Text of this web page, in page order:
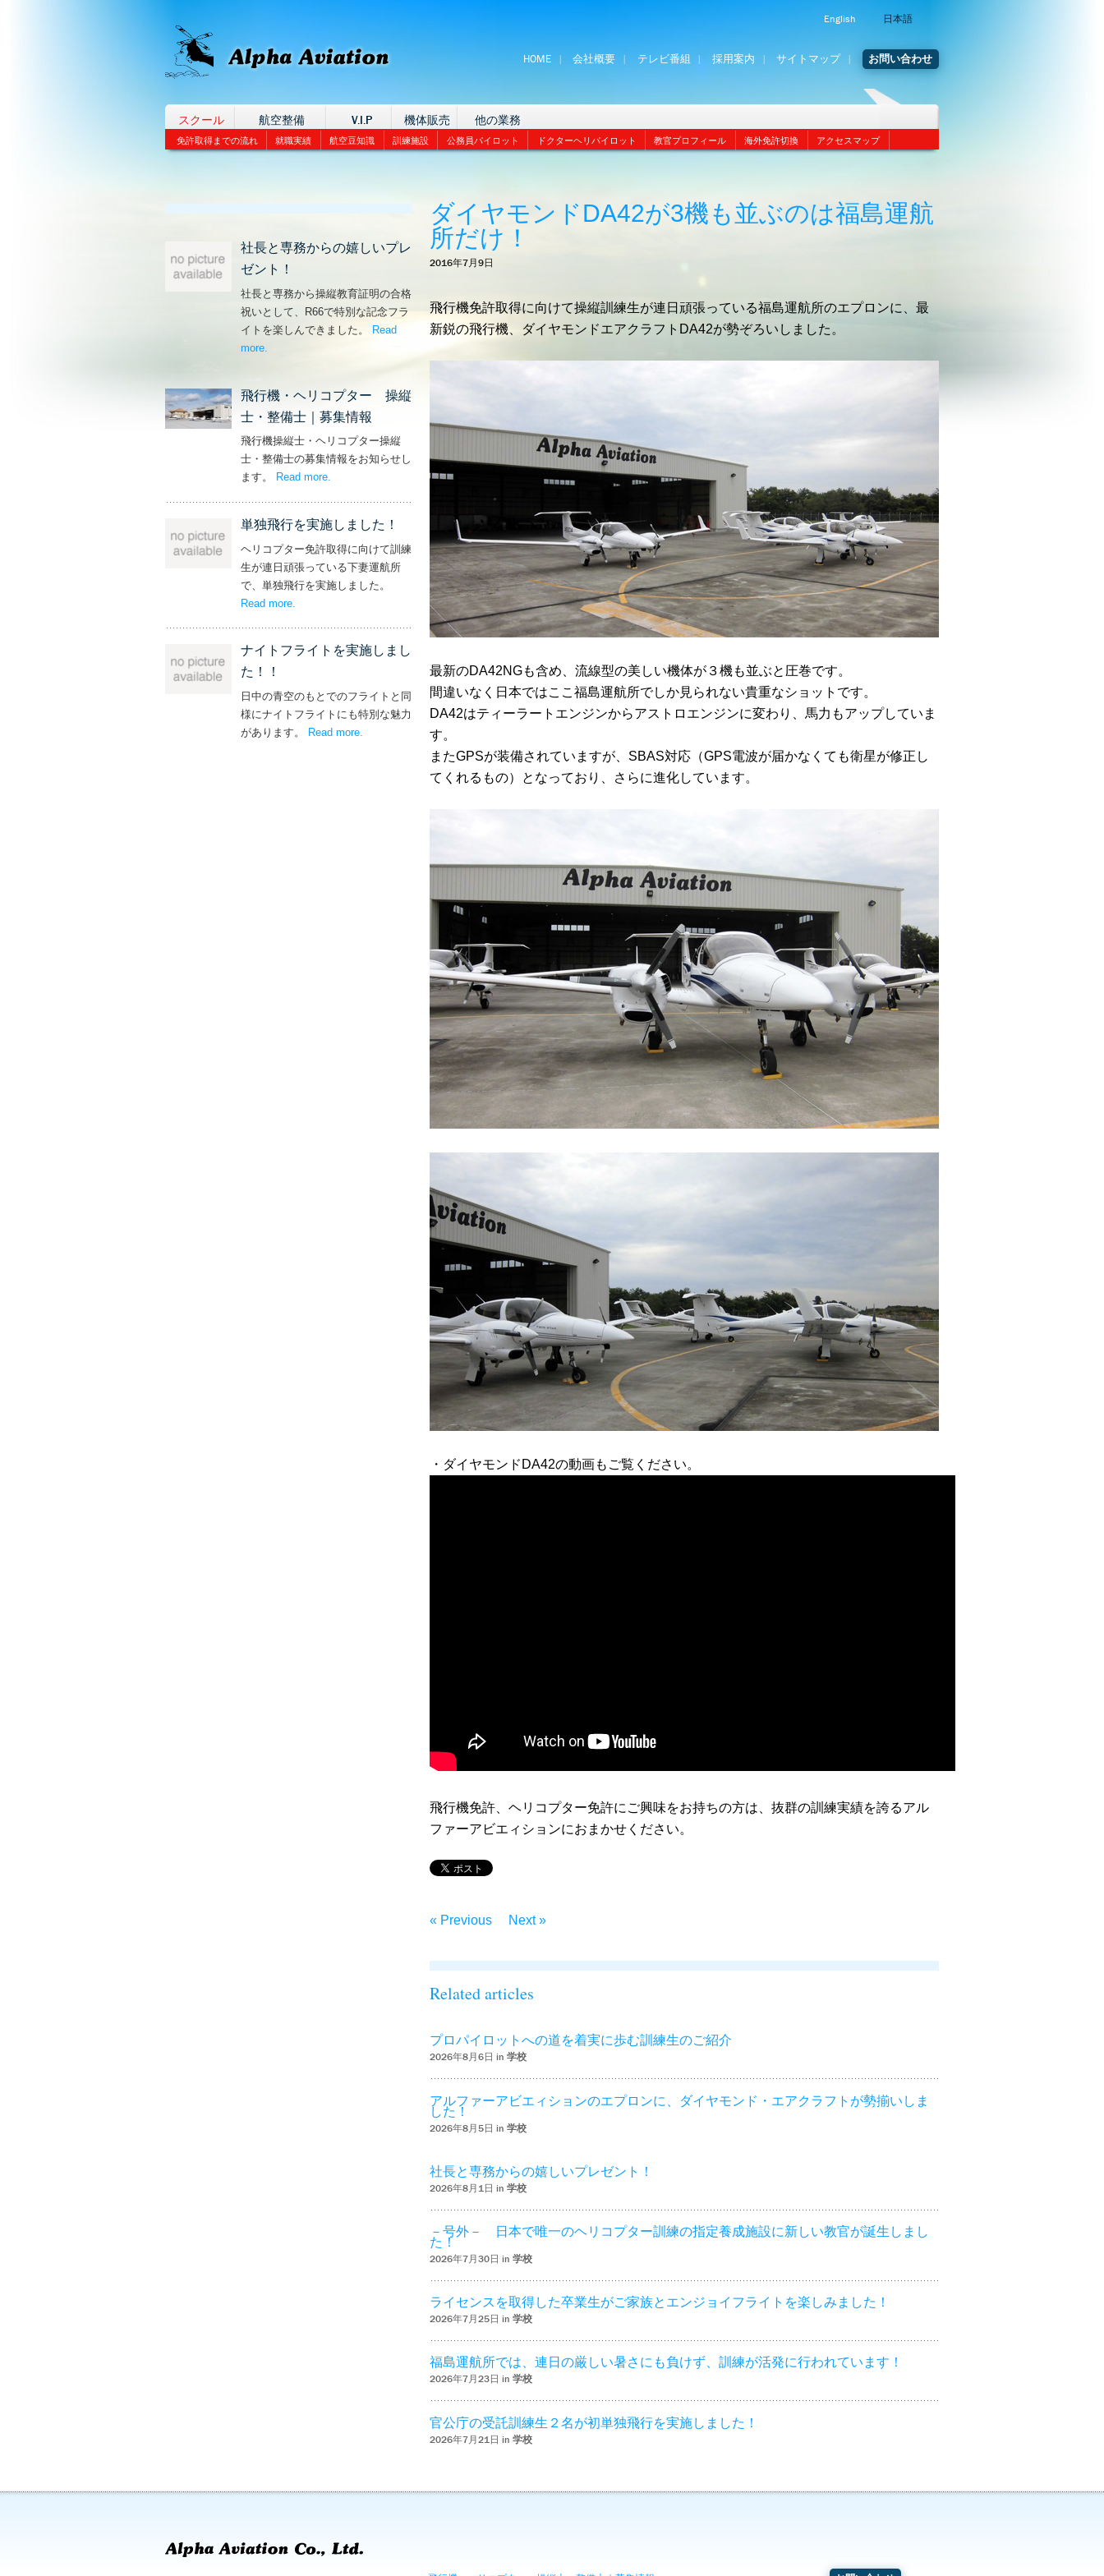
English 日本語
HOME 会社概要 テレビ番組 採用案内 サイトマップ お問い合わせ
スクール 航空整備 V.I.P 機体販売 他の業務
免許取得までの流れ 就職実績 航空豆知識 訓練施設 公務員パイロット ドクターヘリパイロット 教官プロフィール 海外免許切換 アクセスマップ
ダイヤモンドDA42が3機も並ぶのは福島運航
所だけ！
2016年7月9日
飛行機免許取得に向けて操縦訓練生が連日頑張っている福島運航所のエプロンに、最
新鋭の飛行機、ダイヤモンドエアクラフトDA42が勢ぞろいしました。
最新のDA42NGも含め、流線型の美しい機体が３機も並ぶと圧巻です。
間違いなく日本ではここ福島運航所でしか見られない貴重なショットです。
DA42はティーラートエンジンからアストロエンジンに変わり、馬力もアップしていま
す。
またGPSが装備されていますが、SBAS対応（GPS電波が届かなくても衛星が修正し
てくれるもの）となっており、さらに進化しています。
・ダイヤモンドDA42の動画もご覧ください。
飛行機免許、ヘリコプター免許にご興味をお持ちの方は、抜群の訓練実績を誇るアル
ファーアビエィションにおまかせください。
« Previous Next »
社長と専務からの嬉しいプレ
ゼント！
社長と専務から操縦教育証明の合格
祝いとして、R66で特別な記念フラ
イトを楽しんできました。
Read
more
飛行機・ヘリコプター 操縦
士・整備士｜募集情報
飛行機操縦士・ヘリコプター操縦
士・整備士の募集情報をお知らせし
ます。
Read more– ‘飛行機・ヘリコプター 操縦士・整備士｜募集情報’
.
単独飛行を実施しました！
ヘリコプター免許取得に向けて訓練
生が連日頑張っている下妻運航所
で、単独飛行を実施しました。
Read more – ‘単独飛行を実施しました！’
ナイトフライトを実施しまし
た！！
日中の青空のもとでのフライトと同
様にナイトフライトにも特別な魅力
があります。
Read more– ‘ナイトフライトを実施しました！！’
.
Related articles
プロパイロットへの道を着実に歩む訓練生のご紹介
2026年8月6日 in 学校
アルファーアビエィションのエプロンに、ダイヤモンド・エアクラフトが勢揃いしま
した！
2026年8月5日 in 学校
社長と専務からの嬉しいプレゼント！
2026年8月1日 in 学校
－号外－ 日本で唯一のヘリコプター訓練の指定養成施設に新しい教官が誕生しまし
た！
2026年7月30日 in 学校
ライセンスを取得した卒業生がご家族とエンジョイフライトを楽しみました！
2026年7月25日 in 学校
福島運航所では、連日の厳しい暑さにも負けず、訓練が活発に行われています！
2026年7月23日 in 学校
官公庁の受託訓練生２名が初単独飛行を実施しました！
2026年7月21日 in 学校